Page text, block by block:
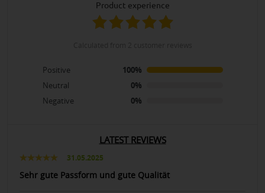
product experience
Positive
100%
Neutral
0%
Negative
0%
LATEST REVIEWS
31.05.2025
Sehr gute Passform und gute Qualität